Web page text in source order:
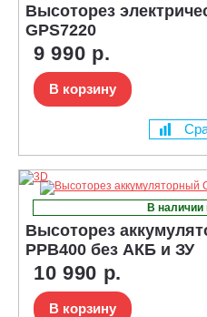
Высоторез
GPS7220
9 990 р.
В корзину
В наличии
Высоторез
PPB400 без АКБ и ЗУ
10 990 р.
В корзину